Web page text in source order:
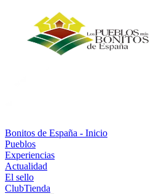
Bonitos de España - Inicio
Pueblos
Experiencias
Actualidad
El sello
ClubTienda